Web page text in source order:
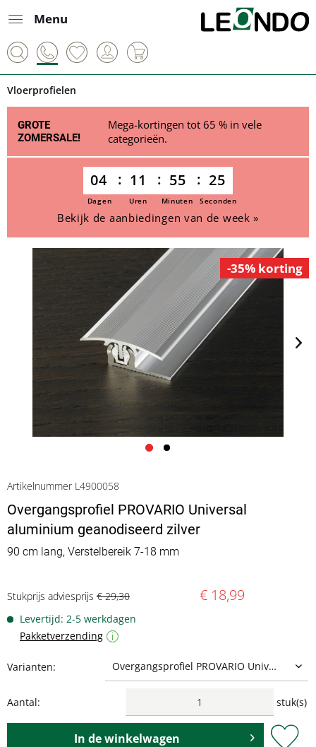
Menu
Vloerprofielen
GROTE
ZOMERSALE!
Mega-kortingen tot 65 % in vele
categorieën.
04 11 55 25
Dagen Uren Minuten Seconden
Bekijk de aanbiedingen van de week »
-35% korting
Artikelnummer L4900058
Overgangsprofiel PROVARIO Universal
aluminium geanodiseerd zilver
90 cm lang, Verstelbereik 7-18 mm
Stukprijs adviesprijs € 29,30 € 18,99
Levertijd: 2-5 werkdagen
Pakketverzending
i
Varianten:
Aantal: stuk(s)
In dewinkelwagen